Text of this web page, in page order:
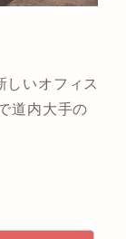
しいオフィス
道内大手の